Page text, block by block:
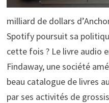
milliard de dollars
Spotify poursuit sa
cette fois ? Le livre audio
Findaway, une société
beau catalogue de livres
par ses activités de